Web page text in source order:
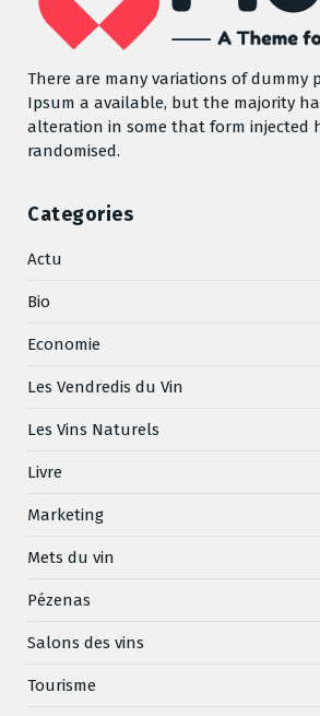
There are many variations of dummy
Ipsum a available, but the majority
alteration in some that form injected
randomised.
Categories
Actu
Bio
Economie
Les Vendredis du Vin
Les Vins Naturels
Livre
Marketing
Mets du vin
Pézenas
Salons des vins
Tourisme